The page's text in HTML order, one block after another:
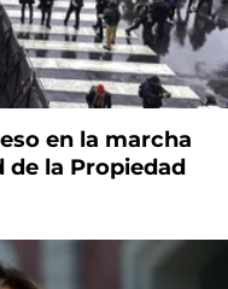
en la marcha
de la Propiedad